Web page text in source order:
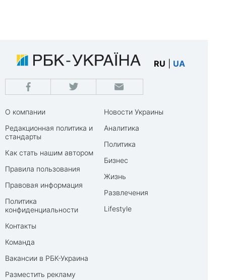
RU UA
О компании
Редакционная политика и
стандарты
Как стать нашим автором
Правила пользования
Правовая информация
Политика
конфиденциальности
Контакты
Команда
Вакансии в РБК-Украина
Разместить рекламу
Новости Украины
Аналитика
Политика
Бизнес
Жизнь
Развлечения
Lifestyle